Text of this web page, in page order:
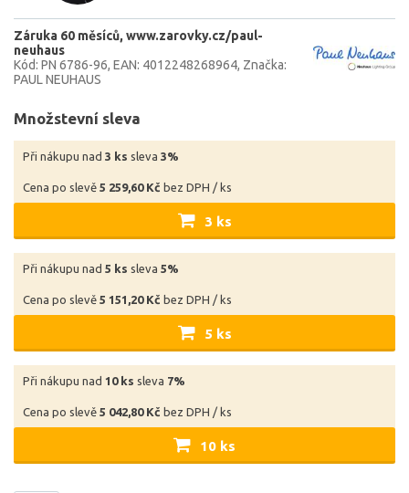
Záruka 60 měsíců www.zarovky.cz/paul-
neuhaus
Kód: PN 6786-96 EAN: 4012248268964 Značka:
PAUL NEUHAUS
Množstevní sleva
Při nákupu nad 3 ks sleva 3%
Cena po slevě 5 259,60 Kč bez DPH / ks
3 ks
Při nákupu nad 5 ks sleva 5%
Cena po slevě 5 151,20 Kč bez DPH / ks
5 ks
Při nákupu nad 10 ks sleva 7%
Cena po slevě 5 042,80 Kč bez DPH / ks
10 ks